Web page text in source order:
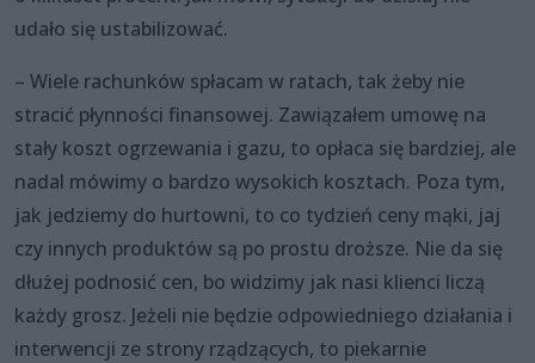
udało się ustabilizować.
– Wiele rachunków spłacam w ratach, tak żeby nie
stracić płynności finansowej. Zawiązałem umowę na
stały koszt ogrzewania i gazu, to opłaca się bardziej, ale
nadal mówimy o bardzo wysokich kosztach. Poza tym,
jak jedziemy do hurtowni, to co tydzień ceny mąki, jaj
czy innych produktów są po prostu droższe. Nie da się
dłużej podnosić cen, bo widzimy jak nasi klienci liczą
każdy grosz. Jeżeli nie będzie odpowiedniego działania i
interwencji ze strony rządzących, to piekarnie